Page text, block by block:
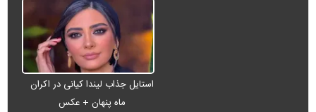
استایل جذاب لیندا کیانی در اکران
ماه پنهان + عکس